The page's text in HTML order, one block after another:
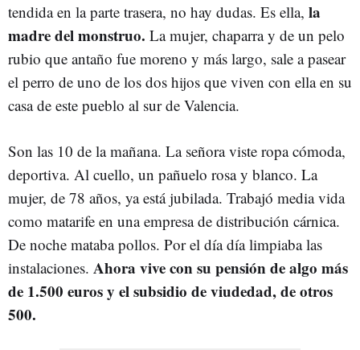
tendida en la parte trasera, no hay dudas. Es ella, la
madre del monstruo. La mujer, chaparra y de un pelo
rubio que antaño fue moreno y más largo, sale a pasear
el perro de uno de los dos hijos que viven con ella en su
casa de este pueblo al sur de Valencia.
Son las 10 de la mañana. La señora viste ropa cómoda,
deportiva. Al cuello, un pañuelo rosa y blanco. La
mujer, de 78 años, ya está jubilada. Trabajó media vida
como matarife en una empresa de distribución cárnica.
De noche mataba pollos. Por el día día limpiaba las
instalaciones. Ahora vive con su pensión de algo más
de 1.500 euros y el subsidio de viudedad, de otros
500.